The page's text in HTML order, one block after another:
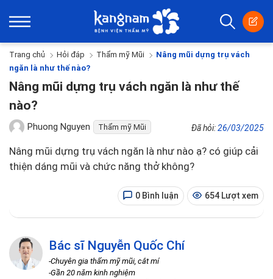
Trang chủ Hỏi đáp Thẩm mỹ Mũi
Nâng mũi dựng trụ vách
ngăn là như thế nào?
Nâng mũi dựng trụ vách ngăn là như thế
nào?
Phuong Nguyen Thẩm mỹ Mũi Đã hỏi:26/03/2025
Nâng mũi dựng trụ vách ngăn là như nào ạ? có giúp cải
thiện dáng mũi và chức năng thở không?
0 Bình luận 654 Lượt xem
Bác sĩ Nguyễn Quốc Chí
-Chuyên gia thẩm mỹ mũi, cắt mí
-Gần 20 năm kinh nghiệm